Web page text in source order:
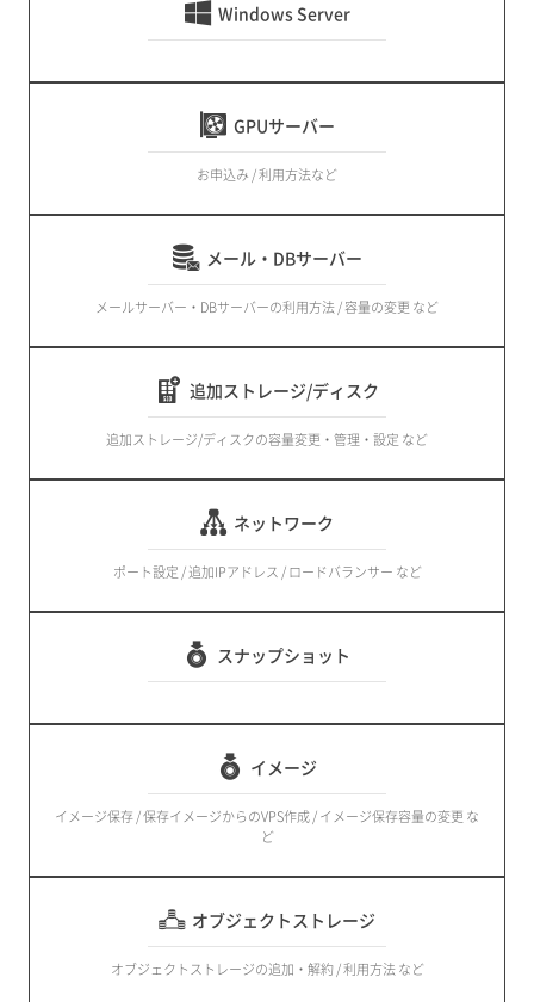
Windows Server
GPUサーバー
お申込み / 利用方法など
メール・DBサーバー
メールサーバー・DBサーバーの利用方法 / 容量の変更 など
追加ストレージ/ディスク
追加ストレージ/ディスクの容量変更・管理・設定 など
ネットワーク
ポート設定 / 追加IPアドレス / ロードバランサー など
スナップショット
イメージ
イメージ保存 / 保存イメージからのVPS作成 / イメージ保存容量の変更 な
ど
オブジェクトストレージ
オブジェクトストレージの追加・解約 / 利用方法 など